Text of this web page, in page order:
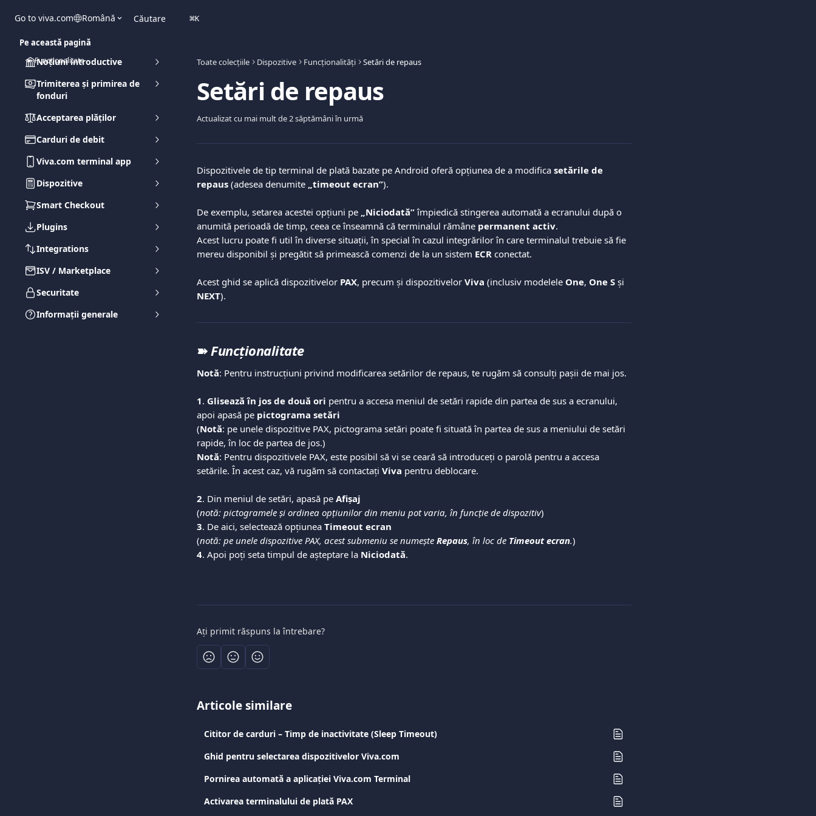
Go to viva.com Română Căutare ⌘K
Noțiuni introductive
Trimiterea și primirea de
fonduri
Acceptarea plăților
Carduri de debit
Viva.com terminal app
Dispozitive
Smart Checkout
Plugins
Integrations
ISV / Marketplace
Securitate
Informații generale
Toate colecțiile Dispozitive Funcționalități Setări de repaus
Setări de repaus
Actualizat cu mai mult de 2 săptămâni în urmă
Dispozitivele de tip terminal de plată bazate pe Android oferă opțiunea de a modifica setările de
repaus (adesea denumite „timeout ecran”).
De exemplu, setarea acestei opțiuni pe „Niciodată” împiedică stingerea automată a ecranului după o
anumită perioadă de timp, ceea ce înseamnă că terminalul rămâne permanent activ.
Acest lucru poate fi util în diverse situații, în special în cazul integrărilor în care terminalul trebuie să fie
mereu disponibil și pregătit să primească comenzi de la un sistem ECR conectat.
Acest ghid se aplică dispozitivelor PAX, precum și dispozitivelor Viva (inclusiv modelele One, One S și
NEXT).
➽ Funcționalitate
Notă: Pentru instrucțiuni privind modificarea setărilor de repaus, te rugăm să consulți pașii de mai jos.
1. Glisează în jos de două ori pentru a accesa meniul de setări rapide din partea de sus a ecranului,
apoi apasă pe pictograma setări
(Notă: pe unele dispozitive PAX, pictograma setări poate fi situată în partea de sus a meniului de setări
rapide, în loc de partea de jos.)
Notă: Pentru dispozitivele PAX, este posibil să vi se ceară să introduceți o parolă pentru a accesa
setările. În acest caz, vă rugăm să contactați Viva pentru deblocare.
2. Din meniul de setări, apasă pe Afișaj
(notă: pictogramele și ordinea opțiunilor din meniu pot varia, în funcție de dispozitiv)
3. De aici, selectează opțiunea Timeout ecran
(notă: pe unele dispozitive PAX, acest submeniu se numește Repaus, în loc de Timeout ecran.)
4. Apoi poți seta timpul de așteptare la Niciodată.
Ați primit răspuns la întrebare?
Articole similare
Cititor de carduri – Timp de inactivitate (Sleep Timeout)
Ghid pentru selectarea dispozitivelor Viva.com
Pornirea automată a aplicației Viva.com Terminal
Activarea terminalului de plată PAX
Pe această pagină
➽ Funcționalitate